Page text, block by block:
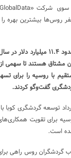
روس‌ها بیشترین
هستند تا سهمی از
با روسیه را برای
گفت‌وگو کردند.
روسیه برای تقویت
است.
گردشگران روس راهی